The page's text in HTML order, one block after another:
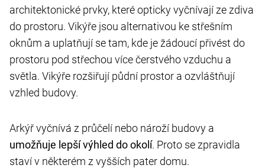
architektonické prvky, které opticky vyčnívají ze zdiva
do prostoru. Vikýře jsou alternativou ke střešním
oknům a uplatňují se tam, kde je žádoucí přivést do
prostoru pod střechou více čerstvého vzduchu a
světla. Vikýře rozšiřují půdní prostor a ozvláštňují
vzhled budovy.
Arkýř vyčnívá z průčelí nebo nároží budovy a
umožňuje lepší výhled do okolí. Proto se zpravidla
staví v některém z vyšších pater domu.